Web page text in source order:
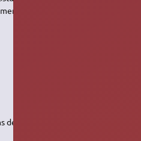
avec nextcloud)
de requêtes